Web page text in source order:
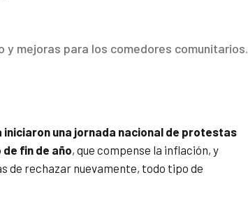
y mejoras para los comedores comunitarios.
una jornada nacional de protestas
fin de año, que compense la inflación, y
de rechazar nuevamente, todo tipo de